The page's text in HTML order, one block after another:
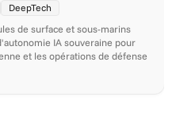
DeepTech
de surface et sous-marins
IA souveraine pour
et les opérations de défense